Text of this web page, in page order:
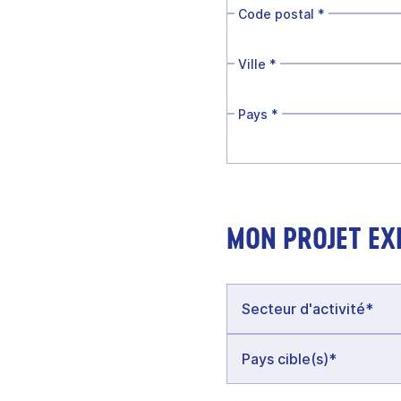
Code postal *
Ville *
Pays *
MON PROJET